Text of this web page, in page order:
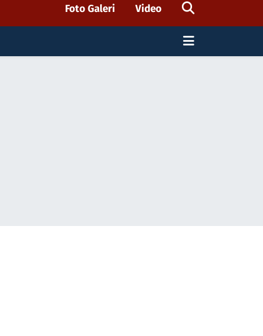
Foto Galeri Video